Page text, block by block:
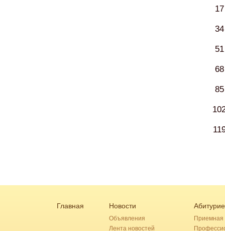
17
34
51
68
85
Главная Новости
Объявления
Лента новостей
Приемная